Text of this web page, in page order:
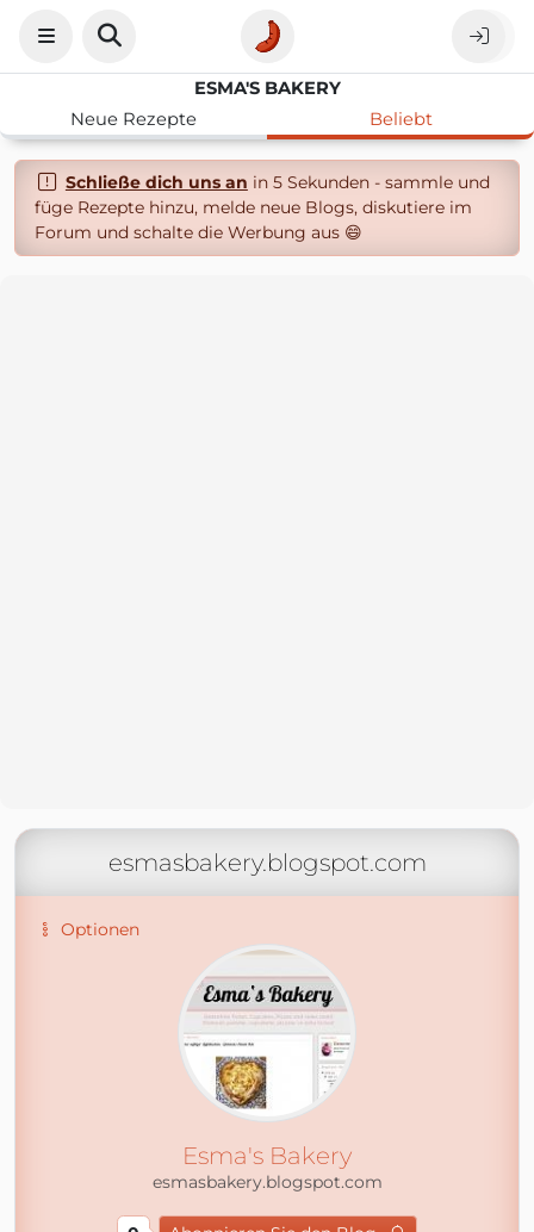
ESMA'S BAKERY
Neue Rezepte
Beliebt
Schließe dich uns an in 5 Sekunden - sammle und
füge Rezepte hinzu, melde neue Blogs, diskutiere im
Forum und schalte die Werbung aus 😄
esmasbakery.blogspot.com
Optionen
Esma's Bakery
esmasbakery.blogspot.com